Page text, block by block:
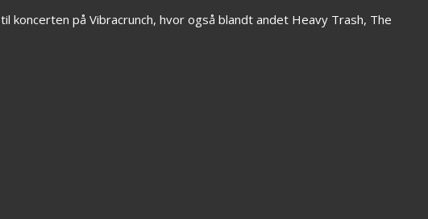
på Vibracrunch, hvor også blandt andet Heavy Trash, The